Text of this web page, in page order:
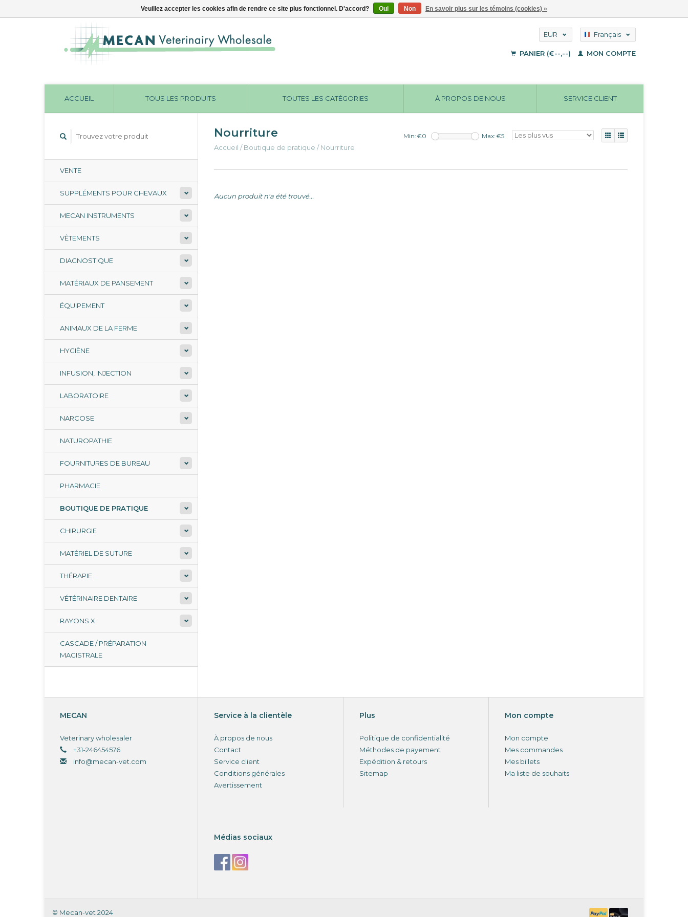
EUR
USD
Français
English
PANIER (€--,--) MON COMPTE
ACCUEIL TOUS LES PRODUITS TOUTES LES CATÉGORIES À PROPOS DE NOUS SERVICE CLIENT
VENTE
SUPPLÉMENTS POUR CHEVAUX
MECAN INSTRUMENTS
VÊTEMENTS
DIAGNOSTIQUE
MATÉRIAUX DE PANSEMENT
ÉQUIPEMENT
ANIMAUX DE LA FERME
HYGIÈNE
INFUSION, INJECTION
LABORATOIRE
NARCOSE
NATUROPATHIE
FOURNITURES DE BUREAU
PHARMACIE
BOUTIQUE DE PRATIQUE
CHIRURGIE
MATÉRIEL DE SUTURE
THÉRAPIE
VÉTÉRINAIRE DENTAIRE
RAYONS X
CASCADE / PRÉPARATION
MAGISTRALE
Nourriture
Accueil /Boutique de pratique /Nourriture
Min: €0 Max: €5
Aucun produit n'a été trouvé...
MECAN
Veterinary wholesaler
+31-246454576
info@mecan-vet.com
Service à la clientèle
À propos de nous
Contact
Service client
Conditions générales
Avertissement
Plus
Politique de confidentialité
Méthodes de payement
Expédition & retours
Sitemap
Mon compte
Mon compte
Mes commandes
Mes billets
Ma liste de souhaits
Médias sociaux
Veuillez accepter les cookies afin de rendre ce site plus fonctionnel. D'accord? Oui Non En savoir plus sur les témoins (cookies) »